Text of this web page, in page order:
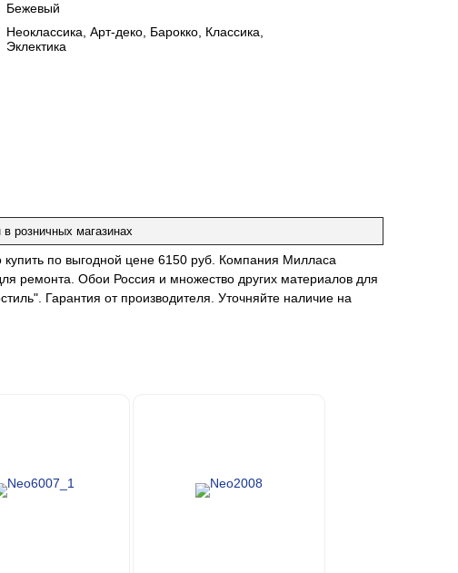
Бежевый
Неоклассика, Арт-деко, Барокко, Классика,
Эклектика
розничных магазинах
по выгодной цене 6150 руб. Компания Милласа
ремонта. Обои Россия и множество других материалов для
Гарантия от производителя. Уточняйте наличие на